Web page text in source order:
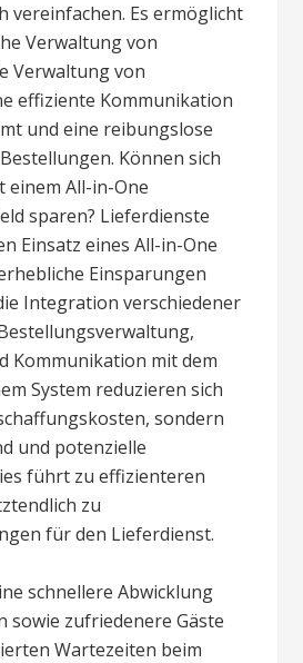
vereinfachen. Es ermöglicht
Verwaltung von
Verwaltung von
effiziente Kommunikation
und eine reibungslose
Können sich
einem All-in-One
sparen? Lieferdienste
Einsatz eines All-in-One
Einsparungen
Integration verschiedener
Kommunikation mit dem
System reduzieren sich
sondern
und potenzielle
führt zu effizienteren
zu
für den Lieferdienst.
schnellere Abwicklung
sowie zufriedenere Gäste
Wartezeiten beim